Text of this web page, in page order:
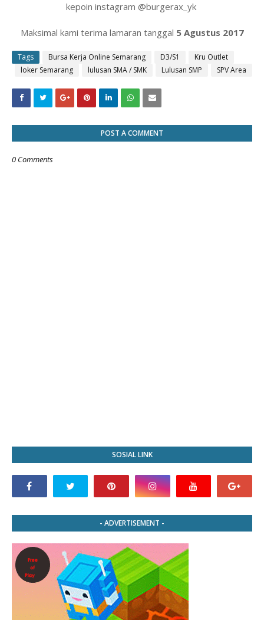
kepoin instagram @burgerax_yk
Maksimal kami terima lamaran tanggal 5 Agustus 2017
Tags Bursa Kerja Online Semarang D3/S1
Kru Outlet
loker Semarang
lulusan SMA / SMK Lulusan SMP SPV Area
POST A COMMENT
0 Comments
SOSIAL LINK
- ADVERTISEMENT -